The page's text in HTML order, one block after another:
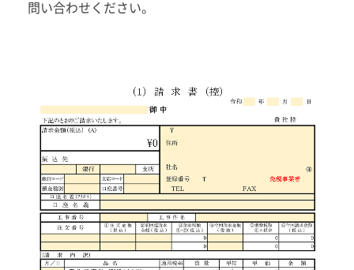
問い合わせください。